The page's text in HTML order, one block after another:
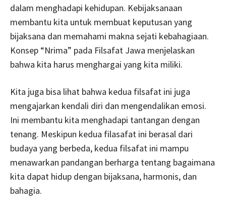
dalam menghadapi kehidupan. Kebijaksanaan
membantu kita untuk membuat keputusan yang
bijaksana dan memahami makna sejati kebahagiaan.
Konsep “Nrima” pada Filsafat Jawa menjelaskan
bahwa kita harus menghargai yang kita miliki.
Kita juga bisa lihat bahwa kedua filsafat ini juga
mengajarkan kendali diri dan mengendalikan emosi.
Ini membantu kita menghadapi tantangan dengan
tenang. Meskipun kedua filasafat ini berasal dari
budaya yang berbeda, kedua filsafat ini mampu
menawarkan pandangan berharga tentang bagaimana
kita dapat hidup dengan bijaksana, harmonis, dan
bahagia.